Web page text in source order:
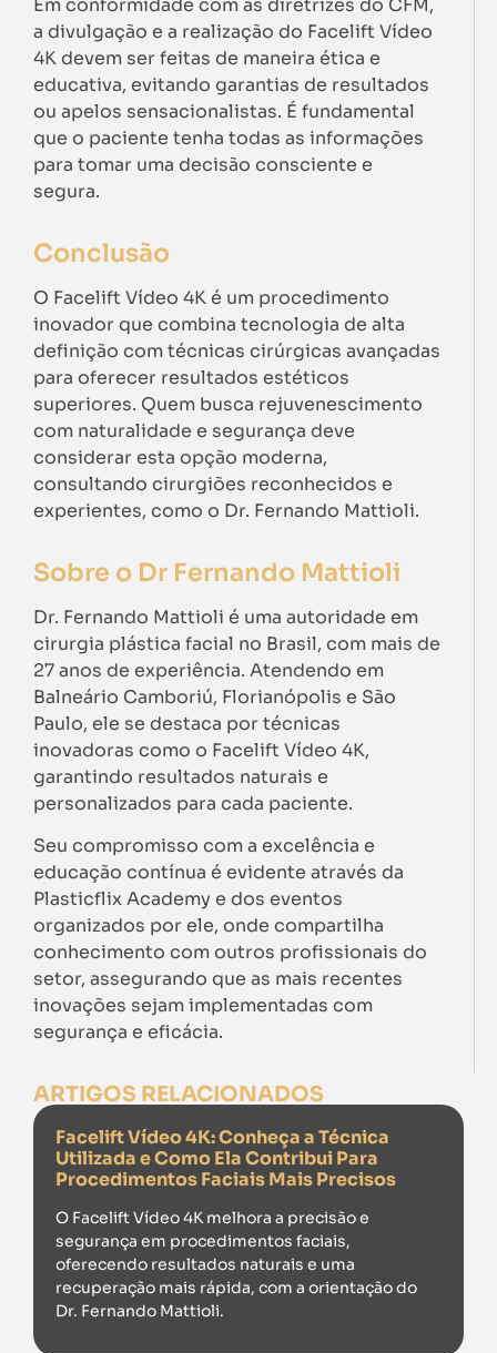
a divulgação e a realização do Facelift Vídeo
4K devem ser feitas de maneira ética e
educativa, evitando garantias de resultados
ou apelos sensacionalistas. É fundamental
que o paciente tenha todas as informações
para tomar uma decisão consciente e
segura.
Conclusão
O Facelift Vídeo 4K é um procedimento
inovador que combina tecnologia de alta
definição com técnicas cirúrgicas avançadas
para oferecer resultados estéticos
superiores. Quem busca rejuvenescimento
com naturalidade e segurança deve
considerar esta opção moderna,
consultando cirurgiões reconhecidos e
experientes, como o Dr. Fernando Mattioli.
Sobre o Dr Fernando Mattioli
Dr. Fernando Mattioli é uma autoridade em
cirurgia plástica facial no Brasil, com mais de
27 anos de experiência. Atendendo em
Balneário Camboriú, Florianópolis e São
Paulo, ele se destaca por técnicas
inovadoras como o Facelift Vídeo 4K,
garantindo resultados naturais e
personalizados para cada paciente.
Seu compromisso com a excelência e
educação contínua é evidente através da
Plasticflix Academy e dos eventos
organizados por ele, onde compartilha
conhecimento com outros profissionais do
setor, assegurando que as mais recentes
inovações sejam implementadas com
segurança e eficácia.
ARTIGOS RELACIONADOS
Facelift Vídeo 4K: Conheça a Técnica
Utilizada e Como Ela Contribui Para
Procedimentos Faciais Mais Precisos
O Facelift Vídeo 4K melhora a precisão e
segurança em procedimentos faciais,
oferecendo resultados naturais e uma
recuperação mais rápida, com a orientação do
Dr. Fernando Mattioli.